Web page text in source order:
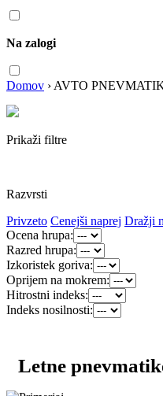
Na zalogi
Domov › AVTO
Prikaži filtre
Razvrsti
Privzeto Cenejši naprej Dražji
Ocena hrupa:
Razred hrupa:
Izkoristek goriva:
Oprijem na mokrem:
Hitrostni indeks:
Indeks nosilnosti:
Letne